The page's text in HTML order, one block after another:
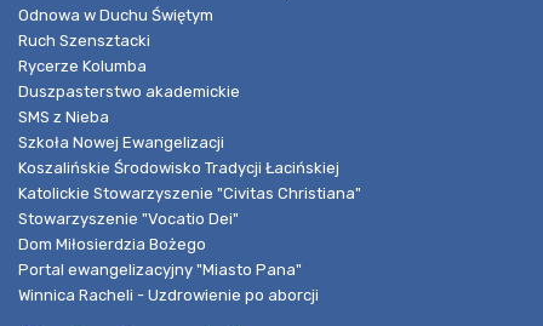
Odnowa w Duchu Świętym
Ruch Szensztacki
Rycerze Kolumba
Duszpasterstwo akademickie
SMS z Nieba
Szkoła Nowej Ewangelizacji
Koszalińskie Środowisko Tradycji Łacińskiej
Katolickie Stowarzyszenie "Civitas Christiana"
Stowarzyszenie "Vocatio Dei"
Dom Miłosierdzia Bożego
Portal ewangelizacyjny "Miasto Pana"
Winnica Racheli - Uzdrowienie po aborcji